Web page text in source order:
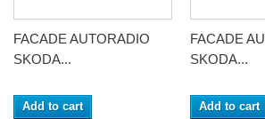
FACADE AUTORADIO
SKODA...
Add to cart
FACADE
SKODA...
Add to cart